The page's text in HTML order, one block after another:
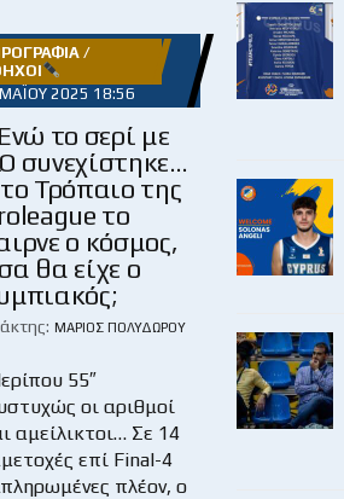
/
2025 18:56
Ενώ το σερί με
συνεχίστηκε…
Τρόπαιο της
το
ο κόσμος,
θα είχε ο
ΜΆΡΙΟΣ ΠΟΛΥΔΏΡΟΥ
55″
οι αριθμοί
αμείλικτοι… Σε 14
επί Final-4
πλέον, ο